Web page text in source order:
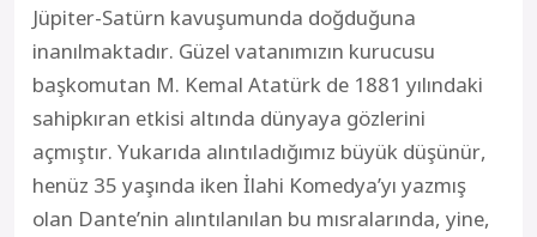
Jüpiter-Satürn kavuşumunda doğduğuna
inanılmaktadır. Güzel vatanımızın kurucusu
başkomutan M. Kemal Atatürk de 1881 yılındaki
sahipkıran etkisi altında dünyaya gözlerini
açmıştır. Yukarıda alıntıladığımız büyük düşünür,
henüz 35 yaşında iken İlahi Komedya’yı yazmış
olan Dante’nin alıntılanılan bu mısralarında, yine,